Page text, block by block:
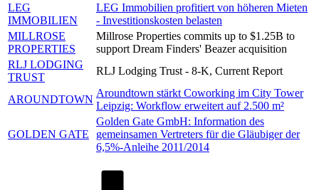
LEG
IMMOBILIEN
LEG Immobilien profitiert von höheren Mieten
- Investitionskosten belasten
MILLROSE
PROPERTIES
Millrose Properties commits up to $1.25B to
support Dream Finders' Beazer acquisition
RLJ LODGING
TRUST
RLJ Lodging Trust - 8-K, Current Report
AROUNDTOWN
Aroundtown stärkt Coworking im City Tower
Leipzig: Workflow erweitert auf 2.500 m²
GOLDEN GATE
Golden Gate GmbH: Information des
gemeinsamen Vertreters für die Gläubiger der
6,5%-Anleihe 2011/2014